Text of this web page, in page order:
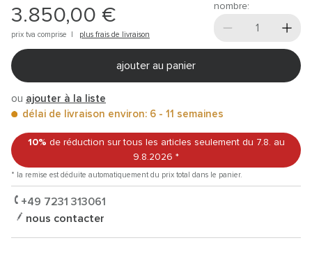
3.850,00 €
prix tva comprise | plus frais de livraison
nombre:
ajouter au panier
ou ajouter à la liste
délai de livraison environ: 6 - 11 semaines
10% de réduction sur tous les articles seulement du 7.8.
au
9.8.2026 *
* la remise est déduite automatiquement du prix total dans le panier.
+49 7231 313061
nous contacter